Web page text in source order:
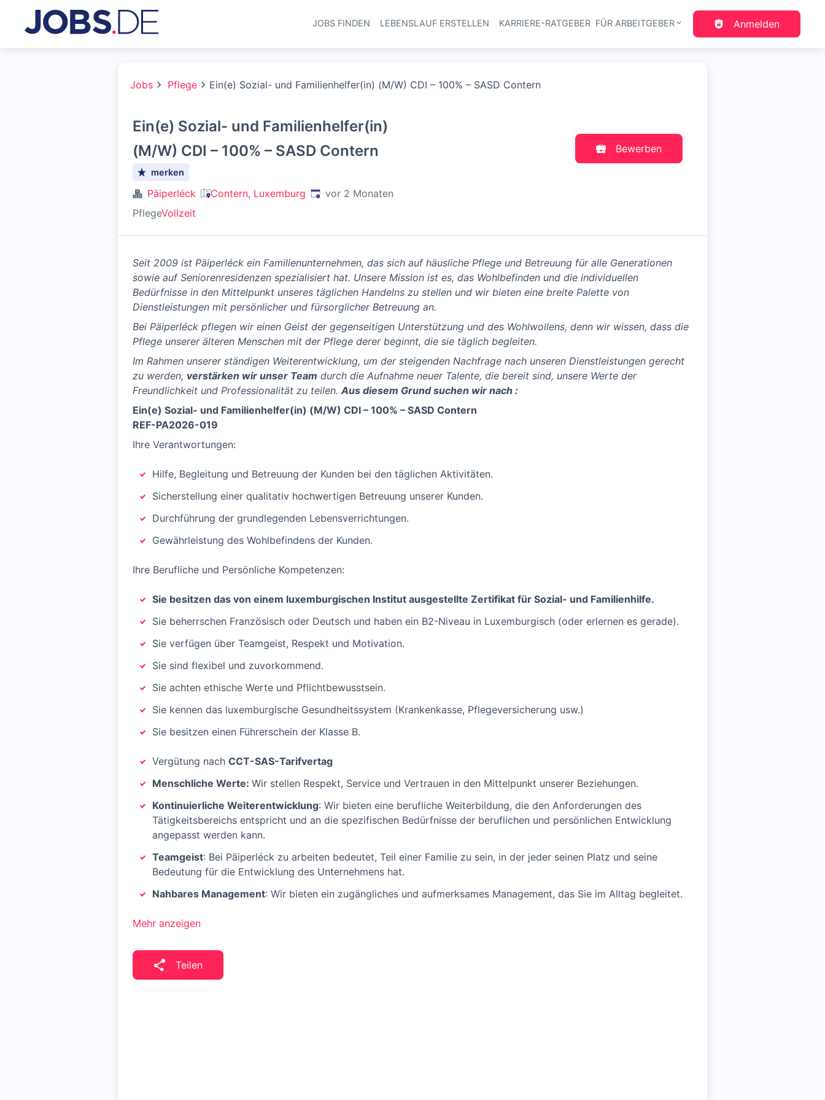
Haupt-Navigation
JOBS FINDEN LEBENSLAUF ERSTELLEN KARRIERE-RATGEBER FÜR ARBEITGEBER Anmelden
Jobs Pflege Ein(e) Sozial- und Familienhelfer(in) (M/W) CDI – 100% – SASD Contern
Ein(e) Sozial- und Familienhelfer(in)
(M/W) CDI – 100% – SASD Contern
merken
Päiperléck Contern, Luxemburg Veröffentlicht:
vor 2 Monaten
PflegeVollzeit
Bewerben
Seit 2009 ist Päiperléck ein Familienunternehmen, das sich auf häusliche Pflege und Betreuung für alle Generationen
sowie auf Seniorenresidenzen spezialisiert hat. Unsere Mission ist es, das Wohlbefinden und die individuellen
Bedürfnisse in den Mittelpunkt unseres täglichen Handelns zu stellen und wir bieten eine breite Palette von
Dienstleistungen mit persönlicher und fürsorglicher Betreuung an.
Bei Päiperléck pflegen wir einen Geist der gegenseitigen Unterstützung und des Wohlwollens, denn wir wissen, dass die
Pflege unserer älteren Menschen mit der Pflege derer beginnt, die sie täglich begleiten.
Im Rahmen unserer ständigen Weiterentwicklung, um der steigenden Nachfrage nach unseren Dienstleistungen gerecht
zu werden, verstärken wir unser Team durch die Aufnahme neuer Talente, die bereit sind, unsere Werte der
Freundlichkeit und Professionalität zu teilen.Aus diesem Grund suchen wir nach :
Ein(e) Sozial- und Familienhelfer(in) (M/W) CDI – 100% – SASD Contern
REF-PA2026-019
Ihre Verantwortungen:
Hilfe, Begleitung und Betreuung der Kunden bei den täglichen Aktivitäten.
Sicherstellung einer qualitativ hochwertigen Betreuung unserer Kunden.
Durchführung der grundlegenden Lebensverrichtungen.
Gewährleistung des Wohlbefindens der Kunden.
Ihre Berufliche und Persönliche Kompetenzen:
Sie besitzen das von einem luxemburgischen Institut ausgestellte Zertifikat für Sozial- und Familienhilfe.
Sie beherrschen Französisch oder Deutsch und haben ein B2-Niveau in Luxemburgisch (oder erlernen es gerade).
Sie verfügen über Teamgeist, Respekt und Motivation.
Sie sind flexibel und zuvorkommend.
Sie achten ethische Werte und Pflichtbewusstsein.
Sie kennen das luxemburgische Gesundheitssystem (Krankenkasse, Pflegeversicherung usw.)
Sie besitzen einen Führerschein der Klasse B.
Vergütung nach CCT-SAS-Tarifvertag
Menschliche Werte: Wir stellen Respekt, Service und Vertrauen in den Mittelpunkt unserer Beziehungen.
Kontinuierliche Weiterentwicklung: Wir bieten eine berufliche Weiterbildung, die den Anforderungen des
Tätigkeitsbereichs entspricht und an die spezifischen Bedürfnisse der beruflichen und persönlichen Entwicklung
angepasst werden kann.
Teamgeist: Bei Päiperléck zu arbeiten bedeutet, Teil einer Familie zu sein, in der jeder seinen Platz und seine
Bedeutung für die Entwicklung des Unternehmens hat.
Nahbares Management: Wir bieten ein zugängliches und aufmerksames Management, das Sie im Alltag begleitet.
Mehr anzeigen
Teilen